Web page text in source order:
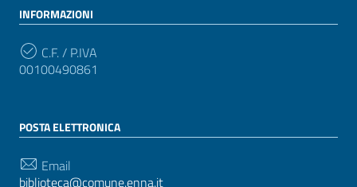
INFORMAZIONI
C.F. / P.IVA
00100490861
POSTA ELETTRONICA
Email
biblioteca@comune.enna.it